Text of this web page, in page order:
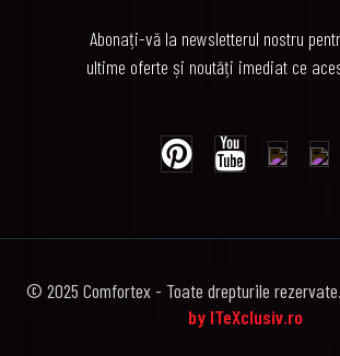
Abonați-vă la newsletterul nostru
ultime oferte și noutăți imediat ce
© 2025 Comfortex - Toate drepturile rezervate.
by ITeXclusiv.ro